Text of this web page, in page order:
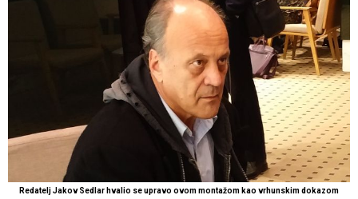
Redatelj Jakov Sedlar hvalio se upravo ovom montažom kao vrhunskim dokazom